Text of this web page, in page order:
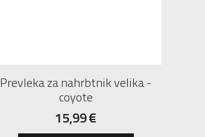
Prevleka za nahrbtnik velika -
coyote
15,99€